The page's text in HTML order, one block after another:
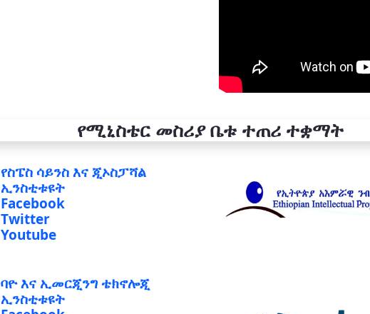
የሚኒስቴር መስሪያ ቤቱ ተጠሪ ተቋማት
የስፔስ ሳይንስ እና ጂኦስፓሻል
ኢንስቲቱዩት
Facebook
Twitter
Youtube
ባዮ እና ኢመርጂንግ ቴክኖሎጂ
ኢንስቲቱዩት